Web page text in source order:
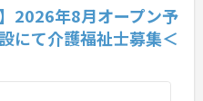
2026年8月オープン予
にて介護福祉士募集＜